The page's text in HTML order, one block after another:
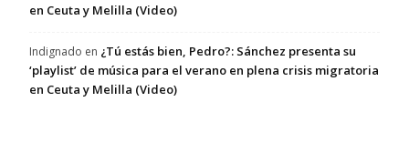
en Ceuta y Melilla (Video)
Indignado en ¿Tú estás bien, Pedro?: Sánchez presenta su
‘playlist’ de música para el verano en plena crisis migratoria
en Ceuta y Melilla (Video)